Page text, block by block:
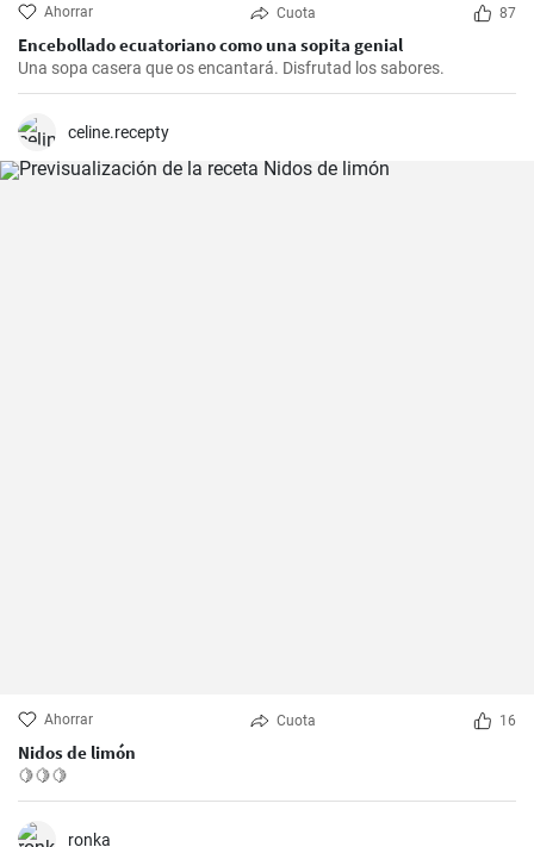
Ahorrar Cuota 87
Encebollado ecuatoriano como una sopita genial
Una sopa casera que os encantará. Disfrutad los sabores.
celine.recepty
Ahorrar Cuota 16
Nidos de limón
🍋🍋🍋
ronka